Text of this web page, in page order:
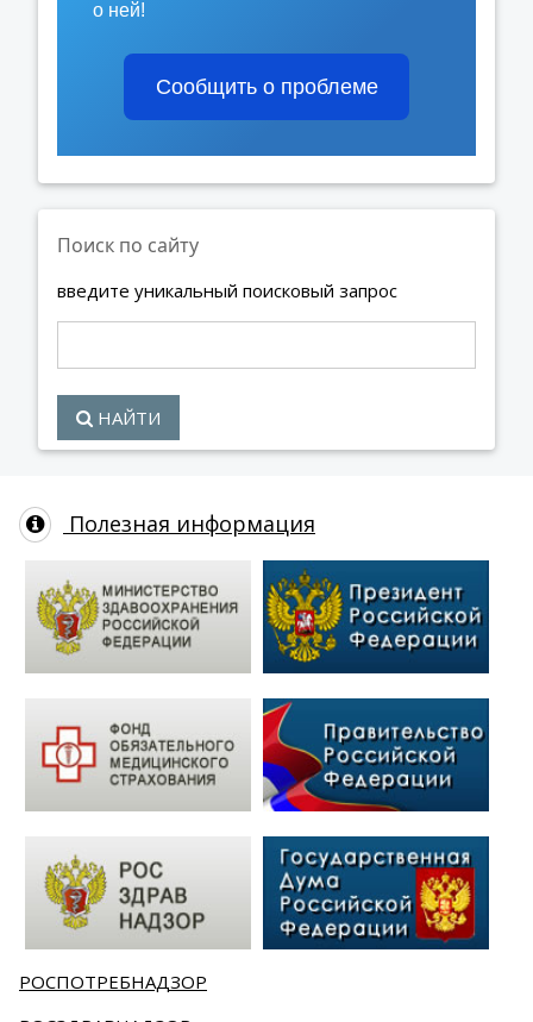
о ней!
Сообщить о проблеме
Поиск по сайту
введите уникальный поисковый запрос
НАЙТИ
Полезная информация
РОСПОТРЕБНАДЗОР